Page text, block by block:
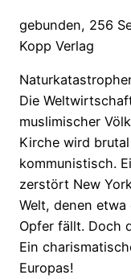
gebunden, 256
Kopp Verlag
Die
muslimischer
Kirche wird
kommunistisch.
zerstört New
Welt, denen
Opfer fällt. Doch
Ein
Europas!